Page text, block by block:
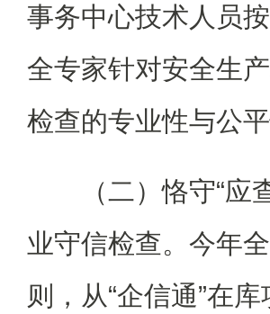
事务中心技术人员
全专家针对安全生
检查的专业性与公平
（二）恪守“
业守信检查。今年
则，从“企信通”在